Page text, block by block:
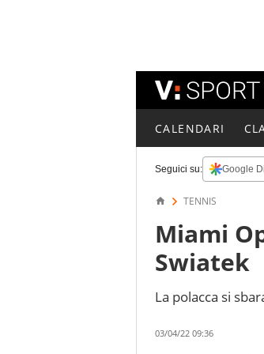
CALENDARI
Seguici su: Google
TENNIS
Miami
Swiatek
La polacca si
03/04/22 09:36